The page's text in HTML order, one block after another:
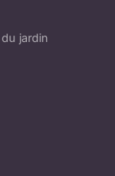
jardin